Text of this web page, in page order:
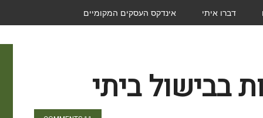
דברו איתי אינדקס העסקים המקומיים
בבישול ביתי